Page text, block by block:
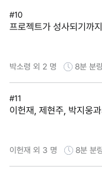
#10
프로젝트가 성사되기까
박소령 외 2 명 8분 분
#11
이헌재, 제현주, 박지웅
이헌재 외 3 명 8분 분